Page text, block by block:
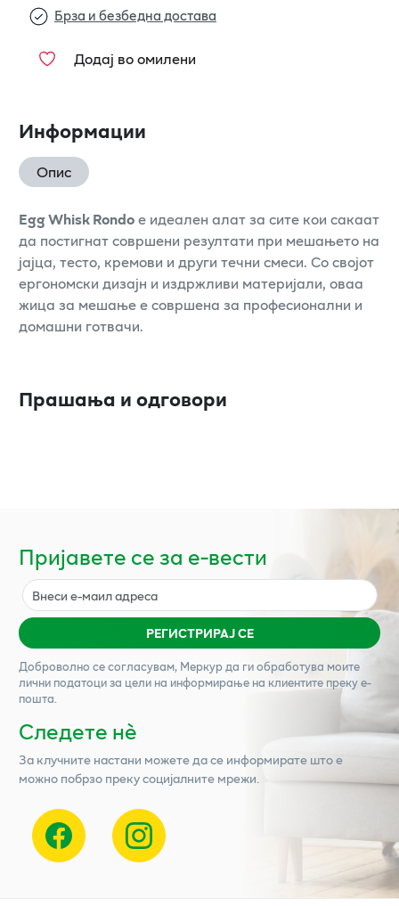
Брза и безбедна достава
Додај во омилени
Информации
Опис
Egg Whisk Rondoе идеален алат за сите кои сакаат
да постигнат совршени резултати при мешањето на
јајца, тесто, кремови и други течни смеси. Со својот
ергономски дизајн и издржливи материјали, оваа
жица за мешање е совршена за професионални и
домашни готвачи.
Прашања и одговори
Пријавете се за е-вести
РЕГИСТРИРАЈ СЕ
Доброволно се согласувам, Меркурда ги обработува моите
лични податоци за цели на информирање на клиентите преку е-
пошта.
Следете нѐ
За клучните настани можете да се информирате што е
можно побрзо преку социјалните мрежи.